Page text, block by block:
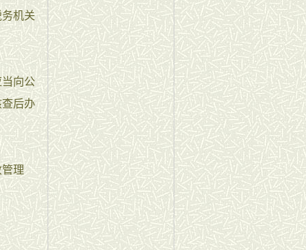
机关
向公
后办
理